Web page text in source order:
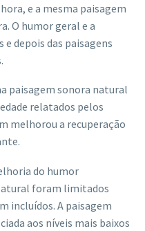
e a mesma paisagem
O humor geral e a
depois das paisagens
paisagem sonora natural
relatados pelos
melhorou a recuperação
do humor
foram limitados
incluídos. A paisagem
aos níveis mais baixos